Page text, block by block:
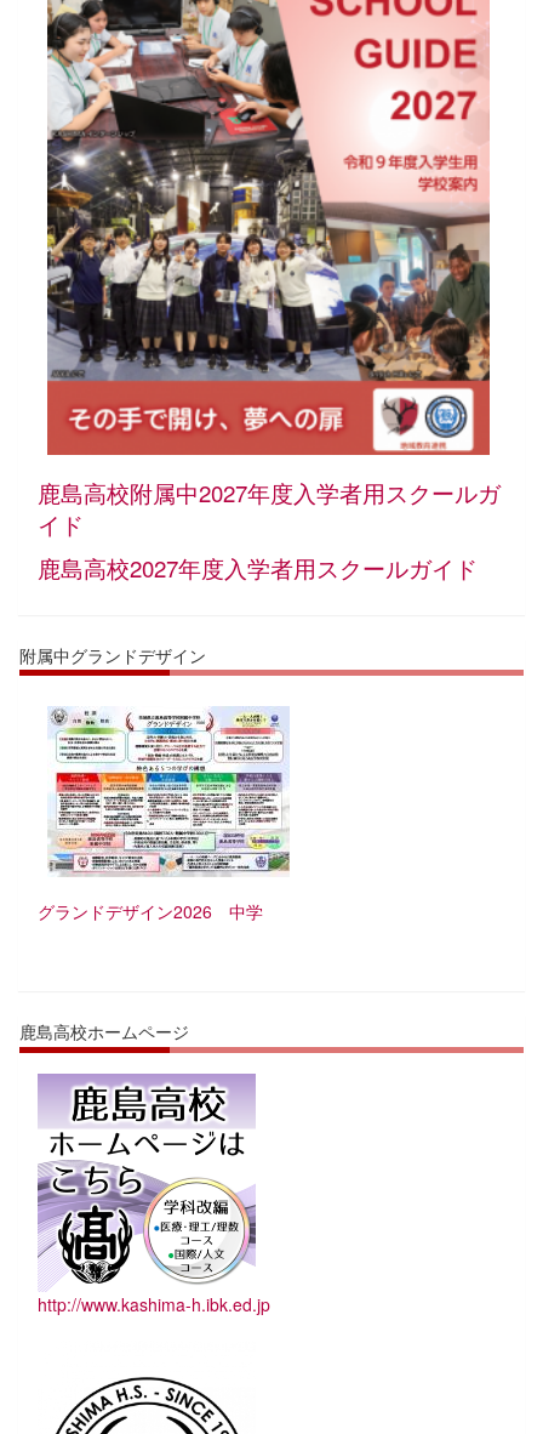
鹿島高校附属中2027年度入学者用スクールガ
イド
鹿島高校2027年度入学者用スクールガイド
附属中グランドデザイン
グランドデザイン2026 中学
鹿島高校ホームページ
http://www.kashima-h.ibk.ed.jp